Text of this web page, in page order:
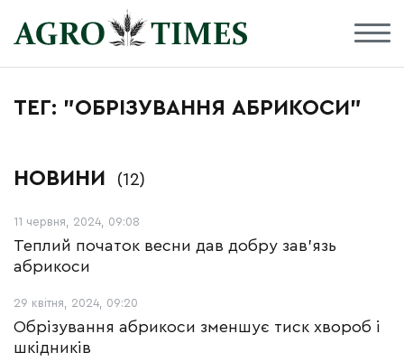
ТЕГ: "ОБРІЗУВАННЯ АБРИКОСИ"
НОВИНИ (12)
11 червня, 2024, 09:08
Теплий початок весни дав добру зав’язь
абрикоси
29 квітня, 2024, 09:20
Обрізування абрикоси зменшує тиск хвороб і
шкідників